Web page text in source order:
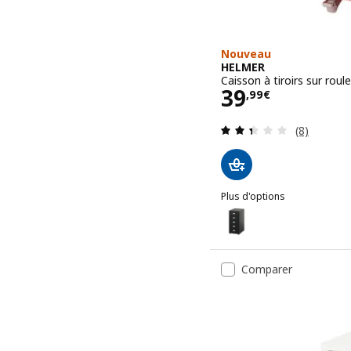
Nouveau
HELMER
Caisson à tiroirs sur
39,99€
Prix 39,99€
(8)
Plus d'options
HELMER
Option : HELMER,
Option : HELMER,
Comparer